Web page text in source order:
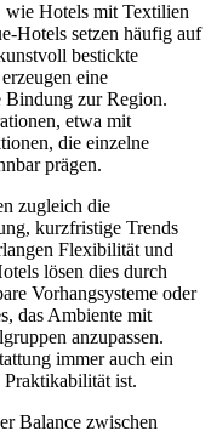
wie Hotels mit Textilien
Hotels setzen häufig auf
bestickte
eine
Bindung zur Region.
etwa mit
die einzelne
prägen.
zugleich die
kurzfristige Trends
Flexibilität und
lösen dies durch
Vorhangsysteme oder
das Ambiente mit
anzupassen.
immer auch ein
Praktikabilität ist.
Balance zwischen